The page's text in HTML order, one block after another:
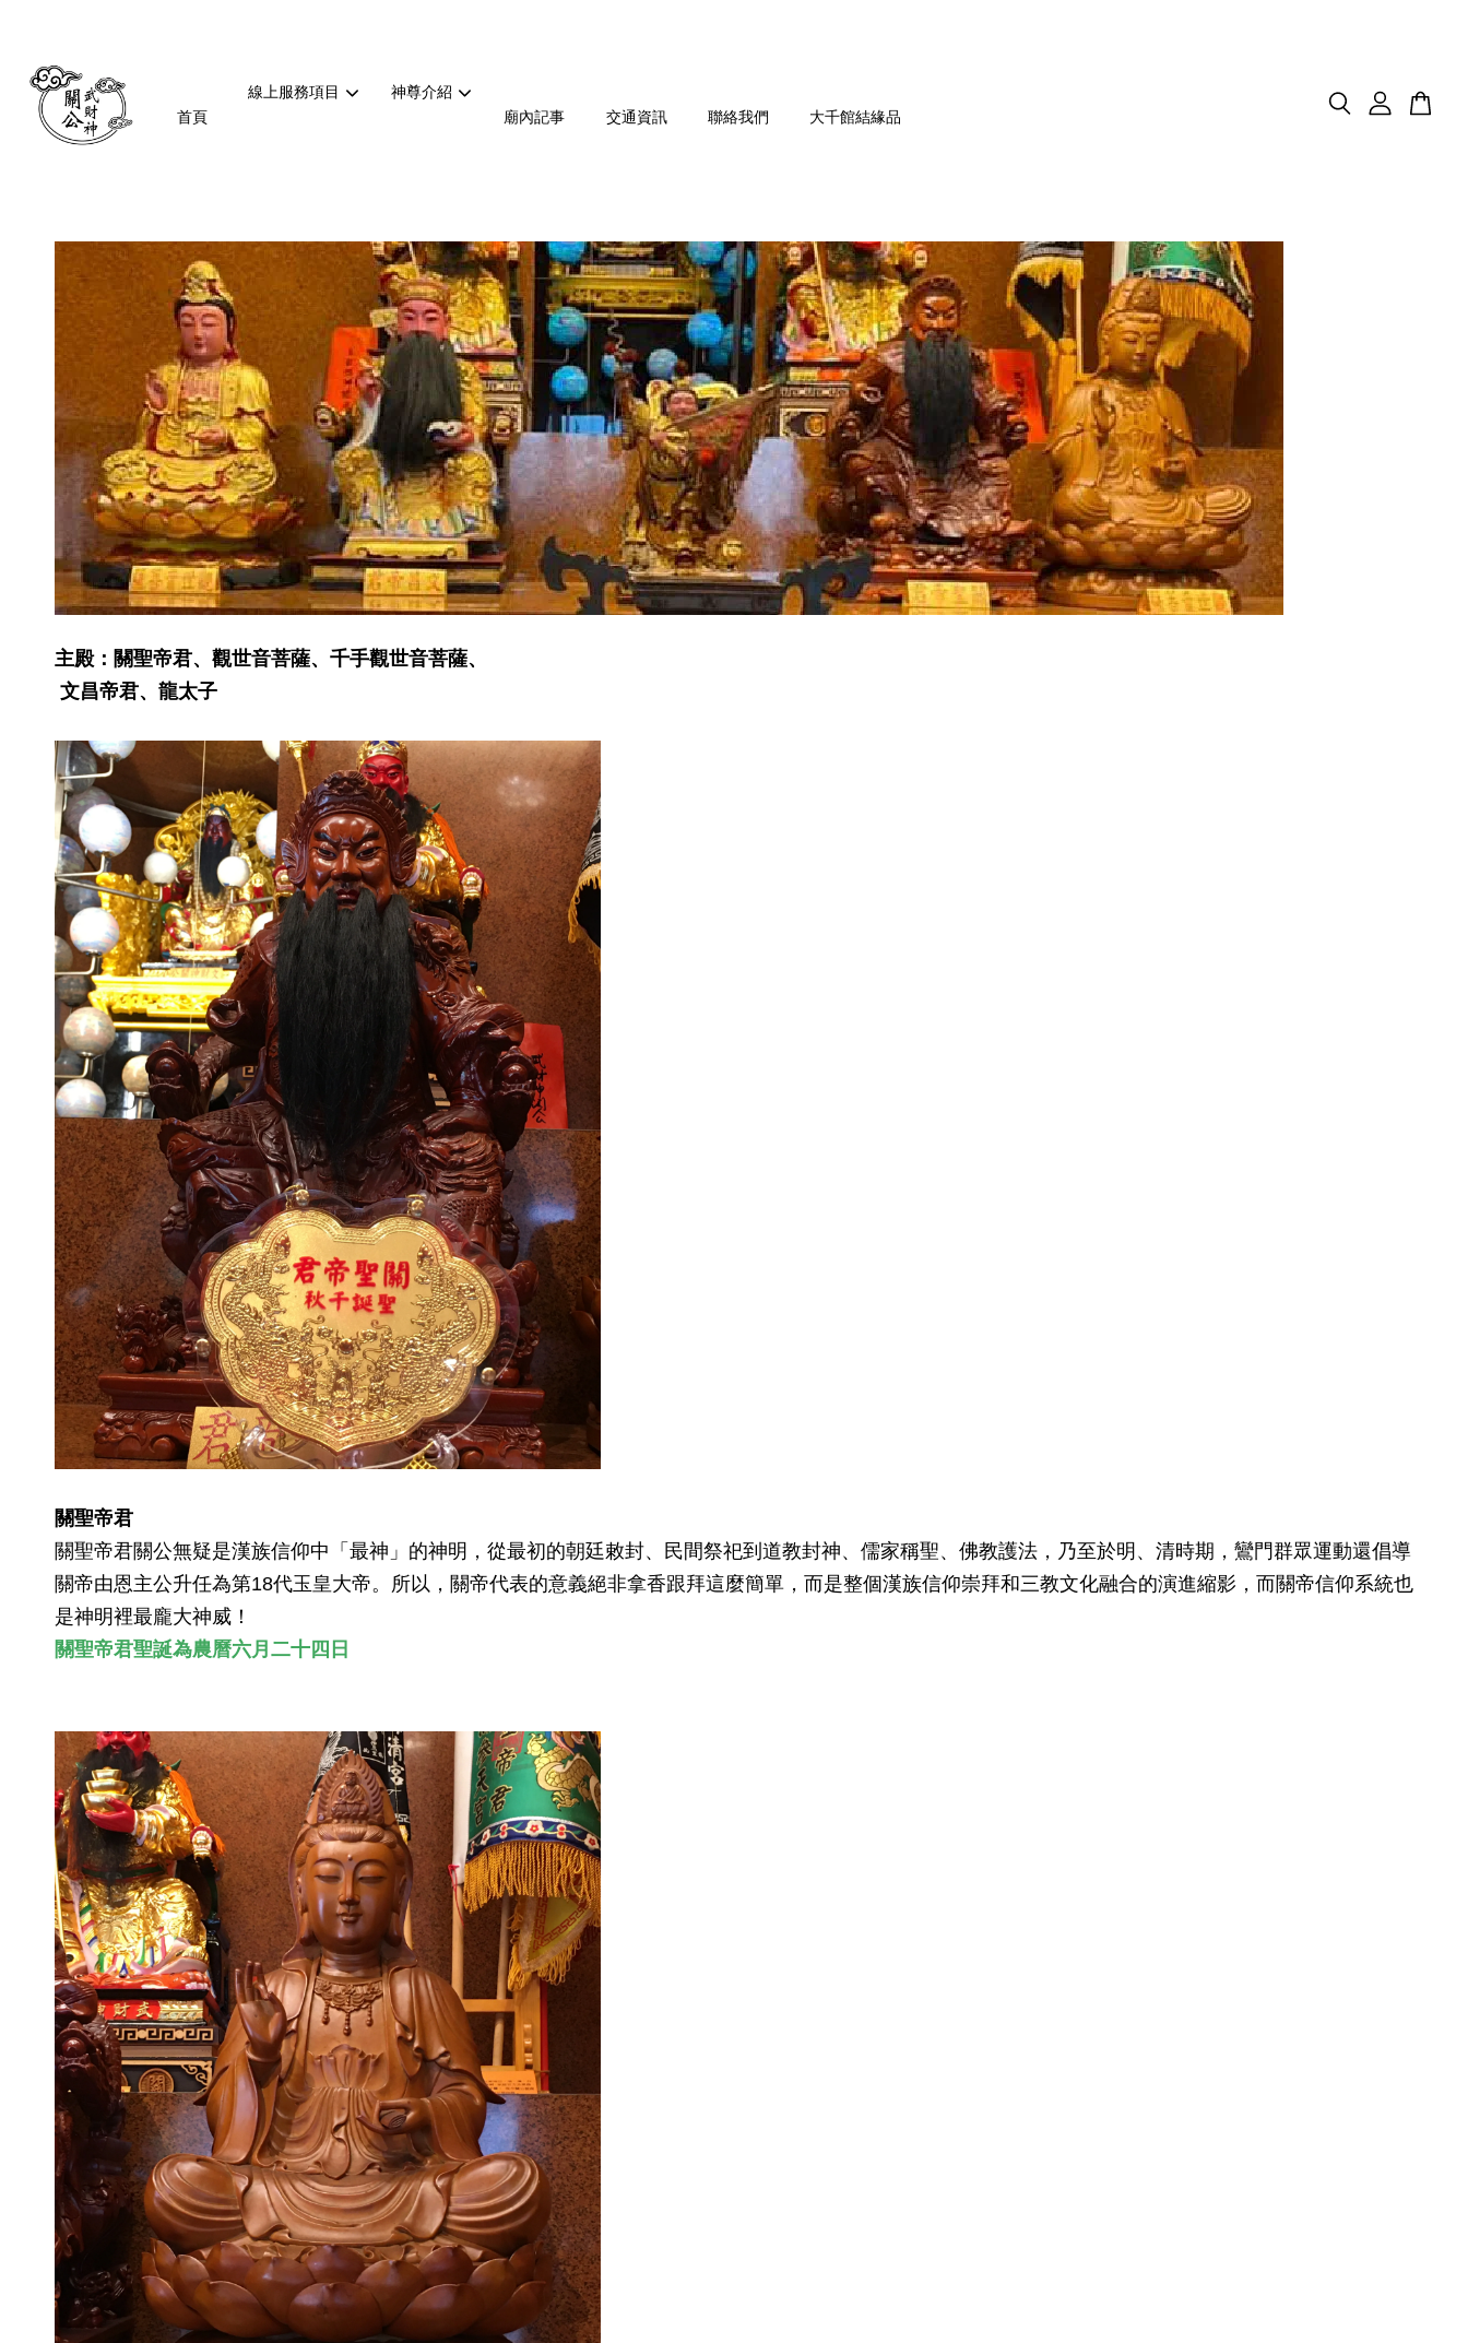
首頁
線上服務項目
神尊介紹
廟內記事
交通資訊 聯絡我們 大千館結緣品
主殿：關聖帝君、觀世音菩薩、千手觀世音菩薩、
文昌帝君、龍太子
關聖帝君
關聖帝君關公無疑是漢族信仰中「最神」的神明，從最初的朝廷敕封、民間祭祀到道教封神、儒家稱聖、佛教護法，乃至於明、清時期，鸞門群眾運動還倡導
關帝由恩主公升任為第18代玉皇大帝。所以，關帝代表的意義絕非拿香跟拜這麼簡單，而是整個漢族信仰崇拜和三教文化融合的演進縮影，而關帝信仰系統也
是神明裡最龐大神威！
關聖帝君聖誕為農曆六月二十四日
繼續購物